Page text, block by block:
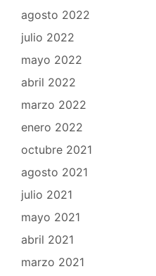
agosto 2022
julio 2022
mayo 2022
abril 2022
marzo 2022
enero 2022
octubre 2021
agosto 2021
julio 2021
mayo 2021
abril 2021
marzo 2021